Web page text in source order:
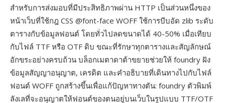
สำหรับการส่งมอบที่มีประสิทธิภาพผ่าน HTTP เป็นส่วนหนึ่งของ
หน้าเว็บที่ใช้กฎ CSS @font-face WOFF ใช้การบีบอัด zlib ระดับ
ตารางกับข้อมูลฟอนต์ โดยทั่วไปลดขนาดได้ 40-50% เมื่อเทียบ
กับไฟล์ TTF หรือ OTF ดิบ ขณะที่รักษาทุกตารางและสัญลักษณ์
อักขระอย่างครบถ้วน บล็อกเมตาดาต้าขยายช่วยให้ foundry ฝัง
ข้อมูลสัญญาอนุญาต, เครดิต และคำอธิบายที่เดินทางไปกับไฟล์
ฟอนต์ WOFF ถูกสร้างขึ้นเพื่อแก้ปัญหาทางตัน: foundry ตัวพิมพ์
ลังเลที่จะอนุญาตให้ฟอนต์ของตนอยู่บนเว็บในรูปแบบ TTF/OTF